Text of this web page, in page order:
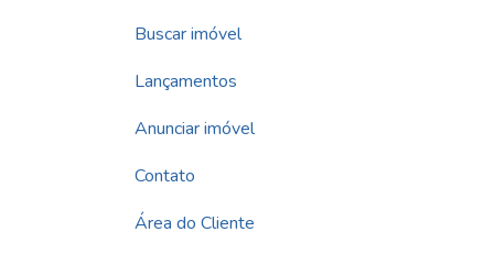
Buscar imóvel
Lançamentos
Anunciar imóvel
Contato
Área do Cliente